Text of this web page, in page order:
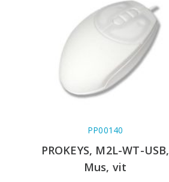
PP00140
PROKEYS, M2L-WT-USB,
Mus, vit